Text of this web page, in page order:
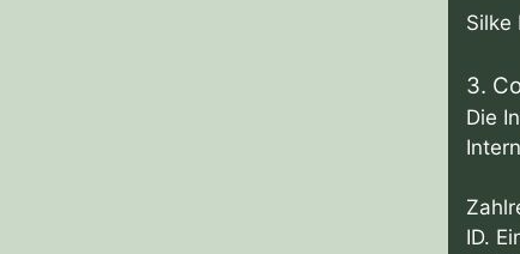
Silke
3.
Die
ID.